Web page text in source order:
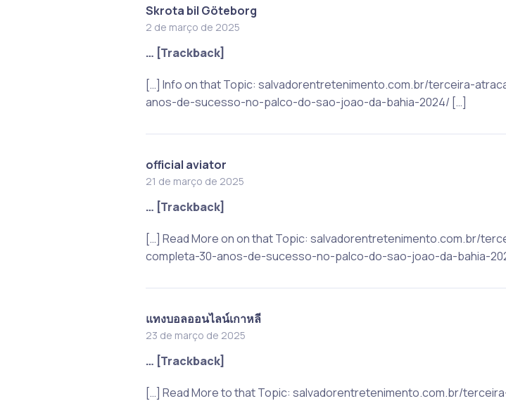
Skrota bil Göteborg
2 de março de 2025
… [Trackback]
[…] Info on that Topic: salvadorentretenimento.com.br/terceira-
anos-de-sucesso-no-palco-do-sao-joao-da-bahia-2024/ […]
official aviator
21 de março de 2025
… [Trackback]
[…] Read More on on that Topic: salvadorentretenimento.com.br/
completa-30-anos-de-sucesso-no-palco-do-sao-joao-da-bahia-
แทงบอลออนไลน์เกาหลี
23 de março de 2025
… [Trackback]
[…] Read More to that Topic: salvadorentretenimento.com.br/